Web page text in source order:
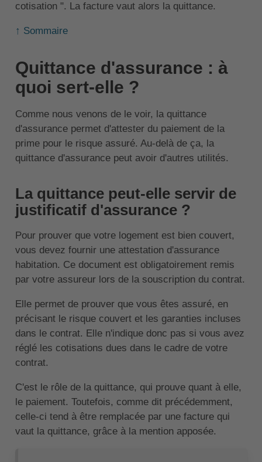
cotisation ". La facture vaut alors la quittance.
↑ Sommaire
Quittance d'assurance : à
quoi sert-elle ?
Comme nous venons de le voir, la quittance
d'assurance permet d'attester du paiement de la
prime pour le risque assuré. Au-delà de ça, la
quittance d'assurance peut avoir d'autres utilités.
La quittance peut-elle servir de
justificatif d'assurance ?
Pour prouver que votre logement est bien couvert,
vous devez fournir une attestation d'assurance
habitation. Ce document est obligatoirement remis
par votre assureur lors de la souscription du contrat.
Elle permet de prouver que vous êtes assuré, en
précisant le risque couvert et les garanties incluses
dans le contrat. Elle n'indique donc pas si vous avez
réglé les cotisations dues dans le cadre de votre
contrat.
C'est le rôle de la quittance, qui prouve quant à elle,
le paiement. Toutefois, comme dit précédemment,
celle-ci tend à être remplacée par une facture qui
vaut la quittance, grâce à la mention apposée.